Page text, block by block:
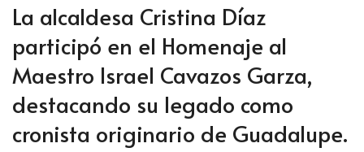
La alcaldesa Cristina Díaz
participó en el Homenaje al
Maestro Israel Cavazos Garza,
destacando su legado como
cronista originario de Guadalupe.